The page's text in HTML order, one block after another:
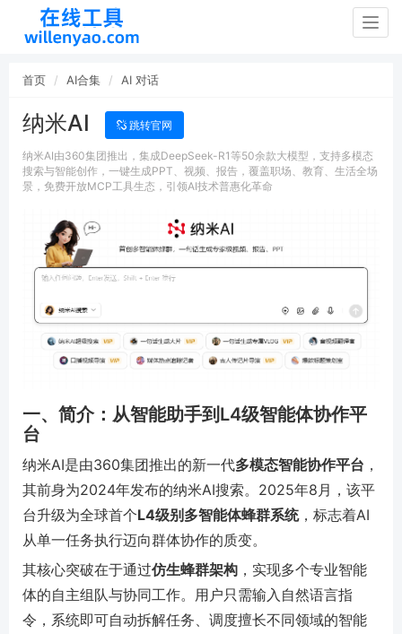
首页 AI合集 AI 对话
纳米AI 跳转官网
纳米AI由360集团推出，集成DeepSeek-R1等50余款大模型，支持多模态
搜索与智能创作，一键生成PPT、视频、报告，覆盖职场、教育、生活全场
景，免费开放MCP工具生态，引领AI技术普惠化革命
一、简介：从智能助手到L4级智能体协作平
台
纳米AI是由360集团推出的新一代多模态智能协作平台 ，
其前身为2024年发布的纳米AI搜索。2025年8月，该平
台升级为全球首个L4级别多智能体蜂群系统，标志着AI
从单一任务执行迈向群体协作的质变。
其核心突破在于通过仿生蜂群架构 ，实现多个专业智能
体的自主组队与协同工作。用户只需输入自然语言指
令，系统即可自动拆解任务、调度擅长不同领域的智能